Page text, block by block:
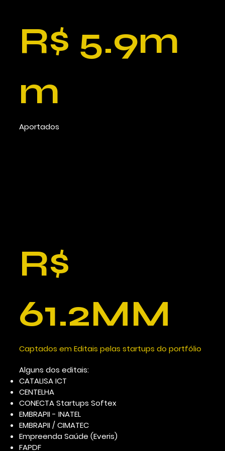
R$ 5.9m
m
Aportados
R$
61.2MM
Captados em Editais pelas startups do portfólio
Alguns dos editais:
CATALISA ICT
CENTELHA
CONECTA Startups Softex
EMBRAPII - INATEL
EMBRAPII / CIMATEC
Empreenda Saúde (Everis)
FAPDF